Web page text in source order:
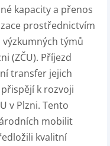
kapacity a přenos
prostřednictvím
týmů
(ZČU). Příjezd
transfer jejich
k rozvoji
v Plzni. Tento
mobilit
kvalitní